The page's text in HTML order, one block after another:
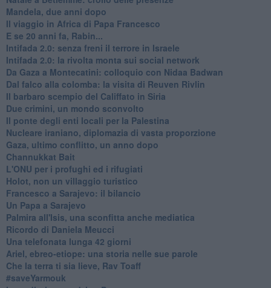
Mandela, due anni dopo
Il viaggio in Africa di Papa Francesco
E se 20 anni fa, Rabin...
Intifada 2.0: senza freni il terrore in Israele
Intifada 2.0: la rivolta monta sui social network
Da Gaza a Montecatini: colloquio con Nidaa Badwan
Dal falco alla colomba: la visita di Reuven Rivlin
Il barbaro scempio del Califfato in Siria
Due crimini, un mondo sconvolto
Il ponte degli enti locali per la Palestina
Nucleare iraniano, diplomazia di vasta proporzione
Gaza, ultimo conflitto, un anno dopo
Channukkat Bait
L'ONU per i profughi ed i rifugiati
Holot, non un villaggio turistico
Francesco a Sarajevo: il bilancio
Un Papa a Sarajevo
Palmira all'Isis, una sconfitta anche mediatica
Ricordo di Daniela Meucci
​Una telefonata lunga 42 giorni
​Ariel, ebreo-etiope: una storia nelle sue parole
Che la terra ti sia lieve, Rav Toaff
​#saveYarmouk